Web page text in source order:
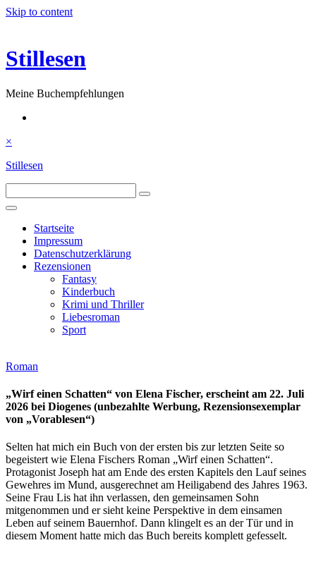
Skip to content
Stillesen
Meine Buchempfehlungen
×
Stillesen
Startseite
Impressum
Datenschutzerklärung
Rezensionen
Fantasy
Kinderbuch
Krimi und Thriller
Liebesroman
Sport
Roman
„Wirf einen Schatten“ von Elena Fischer, erscheint am 22. Juli
2026 bei Diogenes (unbezahlte Werbung, Rezensionsexemplar
von „Vorablesen“)
Selten hat mich ein Buch von der ersten bis zur letzten Seite so
begeistert wie Elena Fischers Roman „Wirf einen Schatten“.
Protagonist Joseph hat am Ende des ersten Kapitels den Lauf seines
Gewehres im Mund, ausgerechnet am Heiligabend des Jahres 1963.
Seine Frau Lis hat ihn verlassen, den gemeinsamen Sohn
mitgenommen und er sieht keine Perspektive in dem einsamen
Leben auf seinem Bauernhof. Dann klingelt es an der Tür und in
diesem Moment hatte mich das Buch bereits komplett gefesselt.